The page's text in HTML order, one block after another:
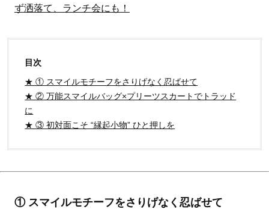
ず洒落て、ランチ会にも！
目次
★ ① スマイルモチーフをさりげなく忍ばせて
★ ② 万能スマイルバッグ×プリーツスカートでトラッド
に
★ ③ 初対面こそ “縁起小物” ひと押しを
① スマイルモチーフをさりげなく忍ばせて